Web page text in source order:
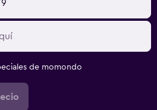
de momondo